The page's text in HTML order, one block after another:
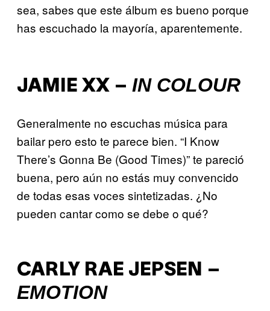
sea, sabes que este álbum es bueno porque
has escuchado la mayoría, aparentemente.
JAMIE XX – IN COLOUR
Generalmente no escuchas música para
bailar pero esto te parece bien. “I Know
There’s Gonna Be (Good Times)” te pareció
buena, pero aún no estás muy convencido
de todas esas voces sintetizadas. ¿No
pueden cantar como se debe o qué?
CARLY RAE JEPSEN –
EMOTION